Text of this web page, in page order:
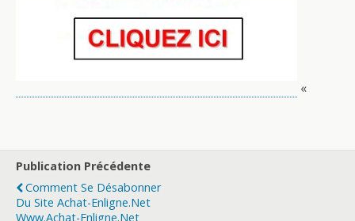
«
Publication Précédente
Comment Se Désabonner
Du Site Achat-Enligne.net
Www.achat-Enligne.net